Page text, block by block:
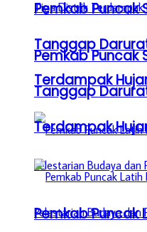
Pemkab Puncak
Tanggap
Terdampak
Pemkab Puncak
Pemkab Puncak
Tanggap
Terdampak